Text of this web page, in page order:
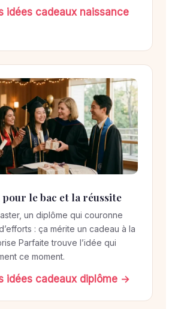
idées cadeaux naissance
pour le bac et la réussite
un diplôme qui couronne
: ça mérite un cadeau à la
Parfaite trouve l’idée qui
ce moment.
idées cadeaux diplôme →